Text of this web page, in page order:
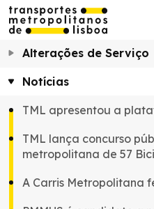
Alterações de Serviço
Notícias
TML apresentou a
TML lança concurso
metropolitana de 57
A Carris Metropolitana